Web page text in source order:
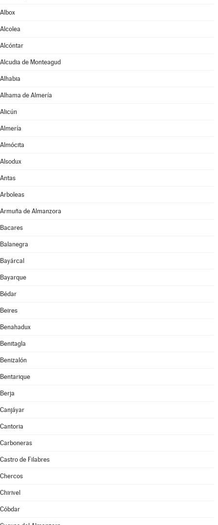
Albox
Alcolea
Alcóntar
Alcudia de Monteagud
Alhabia
Alhama de Almería
Alicún
Almería
Almócita
Alsodux
Antas
Arboleas
Armuña de Almanzora
Bacares
Balanegra
Bayárcal
Bayarque
Bédar
Beires
Benahadux
Benitagla
Benizalón
Bentarique
Berja
Canjáyar
Cantoria
Carboneras
Castro de Filabres
Chercos
Chirivel
Cóbdar